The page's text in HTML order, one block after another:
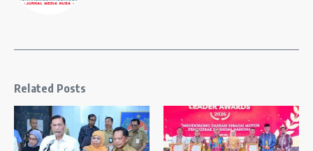
Related Posts